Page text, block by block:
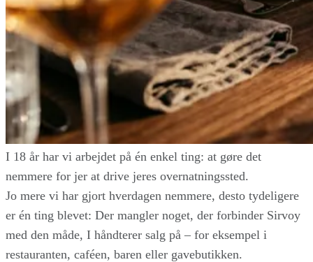
I 18 år har vi arbejdet på én enkel ting: at gøre det
nemmere for jer at drive jeres overnatningssted.
Jo mere vi har gjort hverdagen nemmere, desto tydeligere
er én ting blevet: Der mangler noget, der forbinder Sirvoy
med den måde, I håndterer salg på – for eksempel i
restauranten, caféen, baren eller gavebutikken.